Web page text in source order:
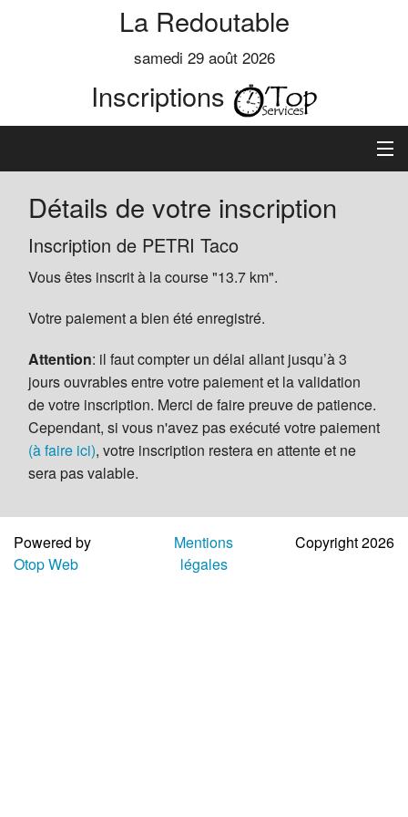
La Redoutable
samedi 29 août 2026
Inscriptions
Accueil
Informations
Règlement
Inscription
Préinscrits
Aide
Détails de votre inscription
Inscription de PETRI Taco
Vous êtes inscrit à la course "13.7 km".
Votre paiement a bien été enregistré.
Attention: il faut compter un délai allant jusqu’à 3
jours ouvrables entre votre paiement et la validation
de votre inscription. Merci de faire preuve de patience.
Cependant, si vous n'avez pas exécuté votre paiement
(à faire ici), votre inscription restera en attente et ne
sera pas valable.
Powered by
Otop Web
Mentions
légales
Copyright 2026